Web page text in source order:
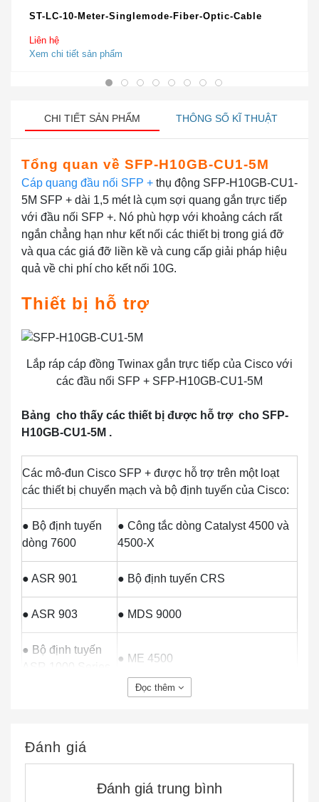
ST-LC-10-Meter-Singlemode-Fiber-Optic-Cable
Liên hệ
Xem chi tiết sản phẩm
CHI TIẾT SẢN PHẨM THÔNG SỐ KĨ THUẬT
Tổng quan về SFP-H10GB-CU1-5M
Cáp quang đầu nối SFP + thụ động SFP-H10GB-CU1-
5M SFP + dài 1,5 mét là cụm sợi quang gắn trực tiếp
với đầu nối SFP +. Nó phù hợp với khoảng cách rất
ngắn chẳng hạn như kết nối các thiết bị trong giá đỡ
và qua các giá đỡ liền kề và cung cấp giải pháp hiệu
quả về chi phí cho kết nối 10G.
Thiết bị hỗ trợ
Lắp ráp cáp đồng Twinax gắn trực tiếp của Cisco với
các đầu nối SFP + SFP-H10GB-CU1-5M
Bảng cho thấy các thiết bị được hỗ trợ cho SFP-
H10GB-CU1-5M .
Các mô-đun Cisco SFP + được hỗ trợ trên một loạt
các thiết bị chuyển mạch và bộ định tuyến của Cisco:
● Bộ định tuyến
dòng 7600
● Công tắc dòng Catalyst 4500 và
4500-X
● ASR 901 ● Bộ định tuyến CRS
● ASR 903 ● MDS 9000
● Bộ định tuyến
● ME 4500
● Bộ định tuyến
Đọc thêm
Đánh giá
Đánh giá trung bình